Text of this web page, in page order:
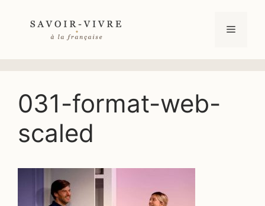
Menu
031-format-web-
scaled